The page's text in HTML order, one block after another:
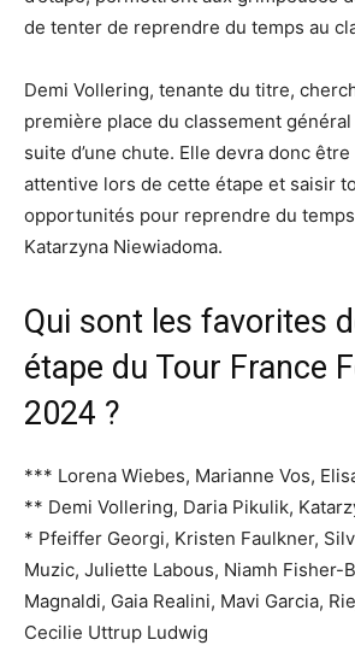
de tenter de reprendre du temps au
Demi Vollering, tenante du titre,
première place du classement
suite d’une chute. Elle devra donc
attentive lors de cette étape et saisir
opportunités pour reprendre du
Katarzyna Niewiadoma.
Qui sont les favorites
étape du Tour France
2024 ?
*** Lorena Wiebes, Marianne Vos,
** Demi Vollering, Daria Pikulik,
* Pfeiffer Georgi, Kristen Faulkner,
Muzic, Juliette Labous, Niamh Fisher-
Magnaldi, Gaia Realini, Mavi Garcia,
Cecilie Uttrup Ludwig